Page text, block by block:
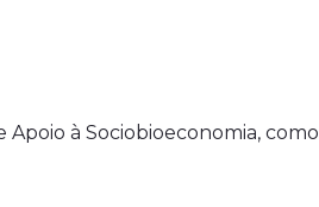
à Sociobioeconomia, como